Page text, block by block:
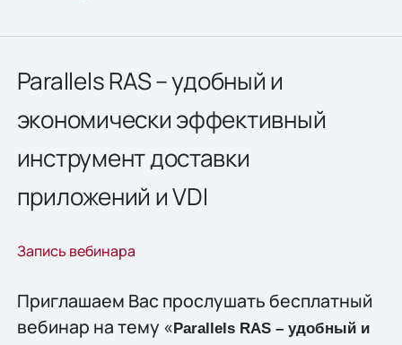
Parallels RAS – удобный и
экономически эффективный
инструмент доставки
приложений и VDI
Запись вебинара
Приглашаем Вас прослушать бесплатный
вебинар на тему « Parallels RAS – удобный и